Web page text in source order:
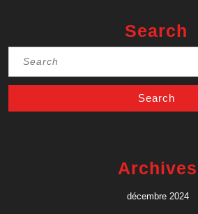
Search
Archives
décembre 2024